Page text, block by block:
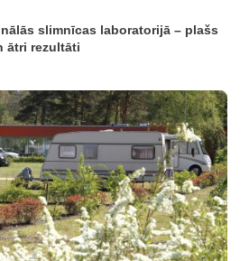
slimnīcas laboratorijā – plašs
ātri rezultāti